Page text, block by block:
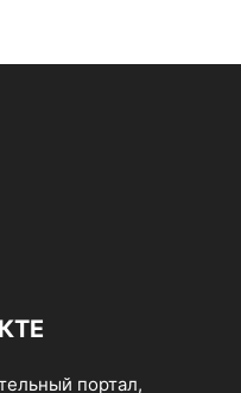
портал,